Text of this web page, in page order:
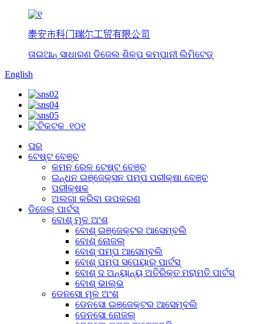
泰安市科门瑞尔工贸有限公司
ତାଇଆନ୍ ସାଧାରଣ ଡିଜେଲ ଶିଳ୍ପ କମ୍ପାନୀ ଲିମିଟେଡ୍
English
ଘର
ଟେଷ୍ଟ ବେଞ୍ଚ
କମନ ରେଳ ଟେଷ୍ଟ ବେଞ୍ଚ
ଇନ୍ଧନ ଇଞ୍ଜେକ୍ସନ ପମ୍ପ ପରୀକ୍ଷା ବେଞ୍ଚ
ପରୀକ୍ଷକ
ଅଲଗା କରିବା ଉପକରଣ
ଡିଜେଲ୍ ପାର୍ଟସ୍
ବୋଶ୍ ମୂଳ ଅଂଶ
ବୋଶ୍ ଇଞ୍ଜେକ୍ଟର ଆସେମ୍ବଲି
ବୋଶ୍ ନୋଜଲ୍
ବୋଶ୍ ପମ୍ପ ଆସେମ୍ବଲି
ବୋଶ୍ ପମ୍ପ ସ୍ପେୟାର୍ ପାର୍ଟସ୍
ବୋଶ୍ ଦ ଅନ୍ୟାନ୍ୟ ଅତିରିକ୍ତ ମରାମତି ପାର୍ଟସ୍
ବୋଶ୍ ଭାଲ୍ଭ
ଡେନସୋ ମୂଳ ଅଂଶ
ଡେନସୋ ଇଞ୍ଜେକ୍ଟର ଆସେମ୍ବଲି
ଡେନସୋ ନୋଜଲ୍